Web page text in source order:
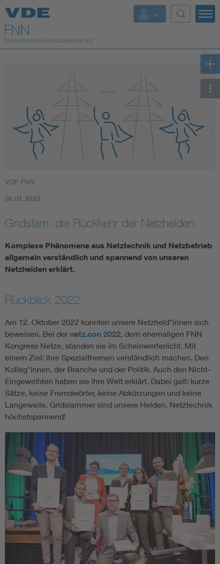
Top Themen
Fokusthemen
AI & Digital Trust
Health
Mobility
Digitalisierung und Metering
Innovative Netztechnologien
Umwelt- und Naturschutz
Regelsetzung
VDE FNN
06.01.2023
Gridslam: die Rückkehr der Netzhelden
Komplexe Phänomene aus Netztechnik und Netzbetrieb
allgemein verständlich und spannend von unseren
Netzhelden erklärt.
Rückblick 2022
Am 12. Oktober 2022 konnten unsere Netzheld*innen sich
beweisen. Bei der netz.con 2022, dem ehemaligen FNN
Kongress Netze, standen sie im Scheinwerferlicht. Mit
einem Ziel: ihre Spezialthemen verständlich machen. Den
Kolleg*innen, der Branche und der Politik. Auch den Nicht-
Eingeweihten haben sie ihre Welt erklärt. Dabei galt: kurze
Sätze, keine Fremdwörter, keine Abkürzungen und keine
Langeweile. Gridslammer sind unsere Helden. Netztechnik
höchstspannend!